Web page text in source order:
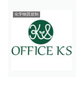
化学物質規制